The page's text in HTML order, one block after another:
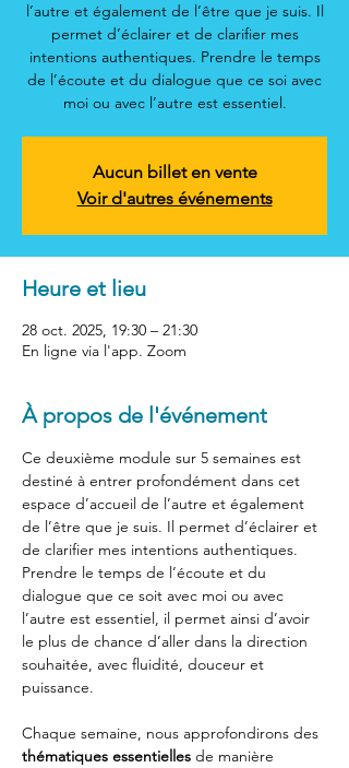
l’autre et également de l’être que je suis. Il
permet d’éclairer et de clarifier mes
intentions authentiques. Prendre le temps
de l’écoute et du dialogue que ce soi avec
moi ou avec l’autre est essentiel.
Aucun billet en vente
Voir d'autres événements
Heure et lieu
28 oct. 2025, 19:30 – 21:30
En ligne via l'app. Zoom
À propos de l'événement
Ce deuxième module sur 5 semaines est
destiné à entrer profondément dans cet
espace d’accueil de l’autre et également
de l’être que je suis. Il permet d’éclairer et
de clarifier mes intentions authentiques.
Prendre le temps de l’écoute et du
dialogue que ce soit avec moi ou avec
l’autre est essentiel, il permet ainsi d’avoir
le plus de chance d’aller dans la direction
souhaitée, avec fluidité, douceur et
puissance.
Chaque semaine, nous approfondirons des
thématiques essentielles de manière